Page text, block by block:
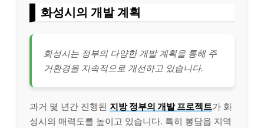
화성시의 개발 계획
화성시는 정부의 다양한 개발 계획을 통해 주
거환경을 지속적으로 개선하고 있습니다.
과거 몇 년간 진행된 지방 정부의 개발 프로젝트가 화
성시의 매력도를 높이고 있습니다. 특히 봉담읍 지역